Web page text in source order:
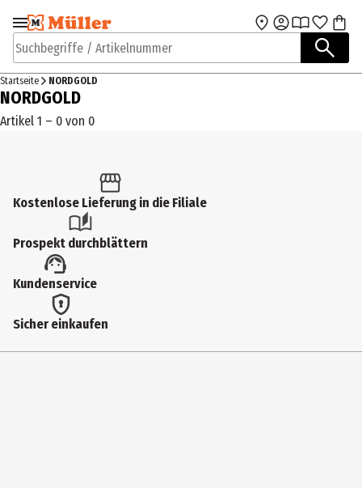
Zur Navigation
springen
Zum Hauptinhalt
Suchbegriffe / Artikelnummer
Startseite NORDGOLD
NORDGOLD
Artikel 1 – 0 von 0
Kostenlose Lieferung in die Filiale
Prospekt durchblättern
Kundenservice
Sicher einkaufen